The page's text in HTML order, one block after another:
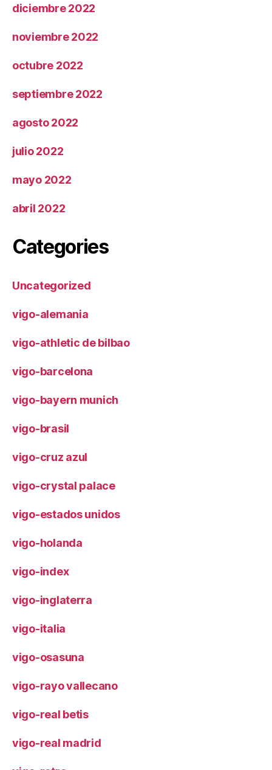
diciembre 2022
noviembre 2022
octubre 2022
septiembre 2022
agosto 2022
julio 2022
mayo 2022
abril 2022
Categories
Uncategorized
vigo-alemania
vigo-athletic de bilbao
vigo-barcelona
vigo-bayern munich
vigo-brasil
vigo-cruz azul
vigo-crystal palace
vigo-estados unidos
vigo-holanda
vigo-index
vigo-inglaterra
vigo-italia
vigo-osasuna
vigo-rayo vallecano
vigo-real betis
vigo-real madrid